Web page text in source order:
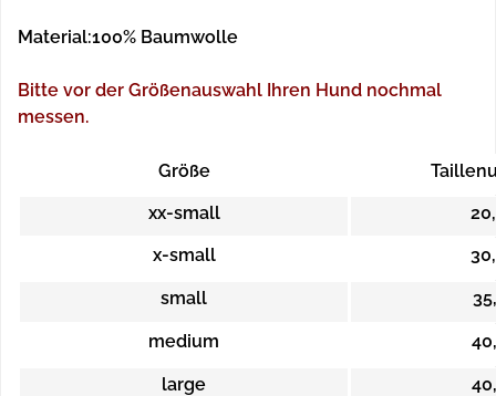
Material:100% Baumwolle
Bitte vor der Größenauswahl Ihren Hund nochmal
messen.
Größe
xx-small
x-small
small
medium
large